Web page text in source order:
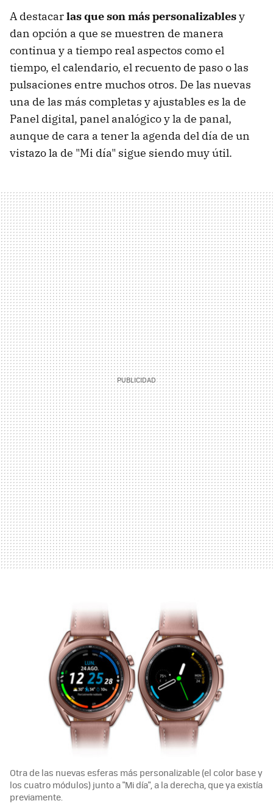
A destacarlas que son más personalizablesy
dan opción a que se muestren de manera
continua y a tiempo real aspectos como el
tiempo, el calendario, el recuento de paso o las
pulsaciones entre muchos otros. De las nuevas
una de las más completas y ajustables es la de
Panel digital, panel analógico y la de panal,
aunque de cara a tener la agenda del día de un
vistazo la de "Mi día" sigue siendo muy útil.
Otra de las nuevas esferas más personalizable (el color base y
los cuatro módulos) junto a "Mi día", a la derecha, que ya existía
previamente.